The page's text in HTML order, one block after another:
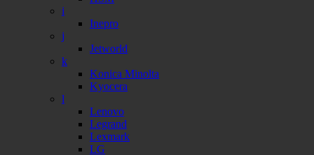
i
Inepro
j
Jetworld
k
Konica Minolta
Kyocera
l
Lenovo
Legrand
Lexmark
LG